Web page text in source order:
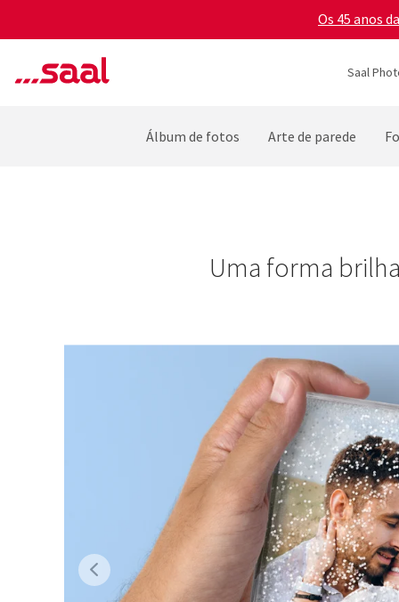
Os 45 anos
Saal
Álbum de fotos Arte de parede
Uma forma